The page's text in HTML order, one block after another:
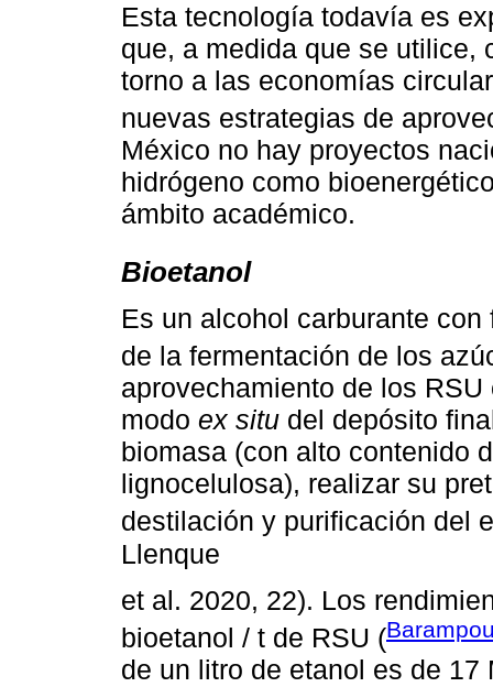
Esta tecnología todavía es
que, a medida que se utilice,
torno a las economías
nuevas estrategias de
México no hay proyectos
hidrógeno como
ámbito académico.
Bioetanol
Es un alcohol carburante
de la fermentación de los
aprovechamiento de los
modo ex situ del depósito
biomasa (con alto contenido
lignocelulosa), realizar su
destilación y purificación del
Llenque
et al. 2020, 22). Los
bioetanol / t de RSU (
de un litro de etanol es de